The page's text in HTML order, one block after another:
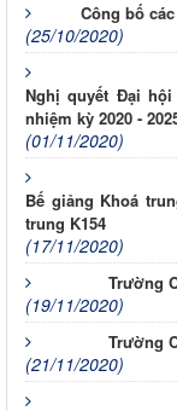
Công bố
(25/10/2020)
Nghị quyết Đại
nhiệm kỳ 2020 -
(01/11/2020)
Bế giảng Khoá
trung K154
(17/11/2020)
Trường
(19/11/2020)
Trường
(21/11/2020)